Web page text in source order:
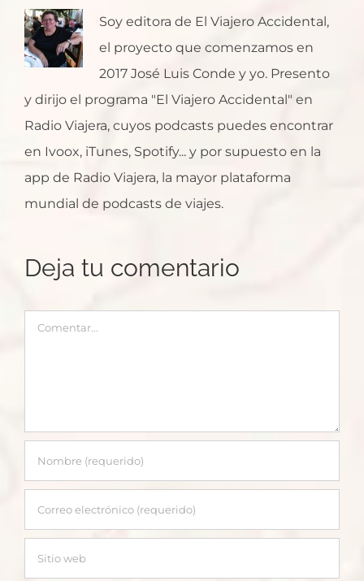
Soy editora de El Viajero Accidental,
el proyecto que comenzamos en
2017 José Luis Conde y yo. Presento
y dirijo el programa "El Viajero Accidental" en
Radio Viajera, cuyos podcasts puedes encontrar
en Ivoox, iTunes, Spotify... y por supuesto en la
app de Radio Viajera, la mayor plataforma
mundial de podcasts de viajes.
Deja tu comentario
Comentar